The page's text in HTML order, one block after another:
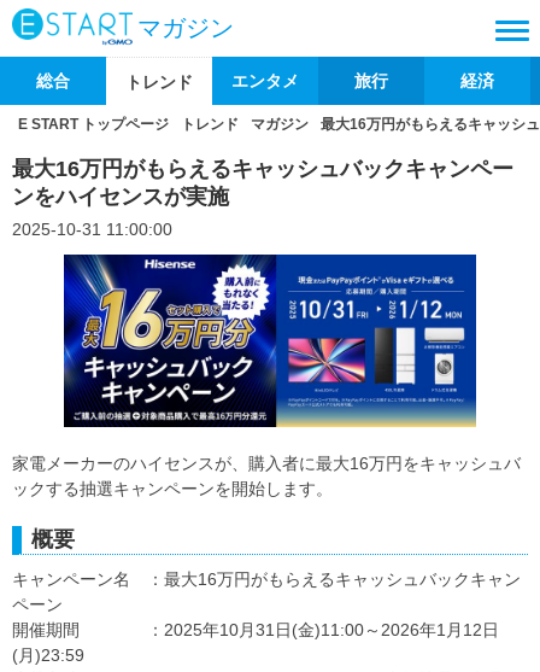
マガジン
総合 トレンド エンタメ 旅行 経済
E START トップページ トレンド マガジン 最大16万円がもらえるキャッシ
最大16万円がもらえるキャッシュバックキャンペー
ンをハイセンスが実施
2025-10-31 11:00:00
家電メーカーのハイセンスが、購入者に最大16万円をキャッシュバ
ックする抽選キャンペーンを開始します。
概要
キャンペーン名 ：最大16万円がもらえるキャッシュバックキャン
ペーン
開催期間 ：2025年10月31日(金)11:00～2026年1月12日
(月)23:59